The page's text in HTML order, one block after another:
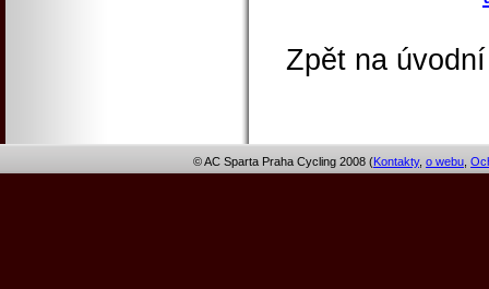
Zpět na
© AC Sparta Praha Cycling 2008 (Kontakty, o webu